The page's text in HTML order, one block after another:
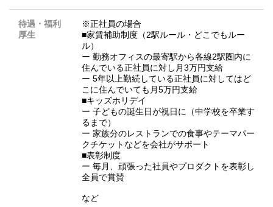
待遇・福利
厚生
※正社員の場合
■家賃補助制度（2駅ルール・どこでもルー
ル）
ー 勤務オフィスの最寄駅から各線2駅圏内に
住んでいる正社員に対し月3万円支給
ー 5年以上勤続している正社員に対してはど
こに住んでいても月5万円支給
■キッズホリデイ
ー 子どもの誕生日が祝日に（中学校を卒業す
るまで）
ー 家族分のレストランでの食事やテーマパー
クチケットなどを会社がサポート
■表彰制度
ー 毎月、頑張った社員やプロダクトを表彰し
全員で賞賛
など